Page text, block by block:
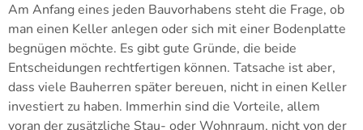
Am Anfang eines jeden Bauvorhabens steht die Frage, ob
man einen Keller anlegen oder sich mit einer Bodenplatte
begnügen möchte. Es gibt gute Gründe, die beide
Entscheidungen rechtfertigen können. Tatsache ist aber,
dass viele Bauherren später bereuen, nicht in einen Keller
investiert zu haben. Immerhin sind die Vorteile, allem
voran der zusätzliche Stau- oder Wohnraum, nicht von der